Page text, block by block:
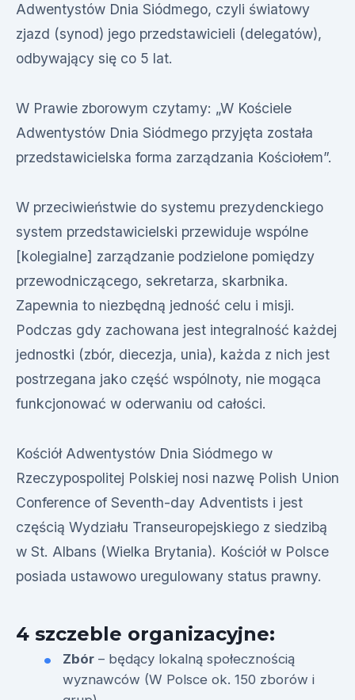
Adwentystów Dnia Siódmego, czyli światowy
zjazd (synod) jego przedstawicieli (delegatów),
odbywający się co 5 lat.
W Prawie zborowym czytamy: „W Kościele
Adwentystów Dnia Siódmego przyjęta została
przedstawicielska forma zarządzania Kościołem”.
W przeciwieństwie do systemu prezydenckiego
system przedstawicielski przewiduje wspólne
[kolegialne] zarządzanie podzielone pomiędzy
przewodniczącego, sekretarza, skarbnika.
Zapewnia to niezbędną jedność celu i misji.
Podczas gdy zachowana jest integralność każdej
jednostki (zbór, diecezja, unia), każda z nich jest
postrzegana jako część wspólnoty, nie mogąca
funkcjonować w oderwaniu od całości.
Kościół Adwentystów Dnia Siódmego w
Rzeczypospolitej Polskiej nosi nazwę Polish Union
Conference of Seventh-day Adventists i jest
częścią Wydziału Transeuropejskiego z siedzibą
w St. Albans (Wielka Brytania). Kościół w Polsce
posiada ustawowo uregulowany status prawny.
4 szczeble organizacyjne:
Zbór – będący lokalną społecznością
wyznawców (W Polsce ok. 150 zborów i